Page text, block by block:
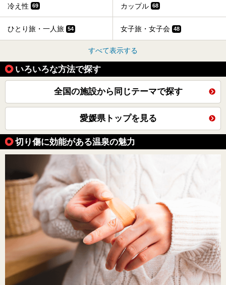
冷え性 69 カップル 68
ひとり旅・一人旅 54 女子旅・女子会 48
すべて表示する
いろいろな方法で探す
全国の施設から同じテーマで探す
愛媛県トップを見る
切り傷に効能がある温泉の魅力